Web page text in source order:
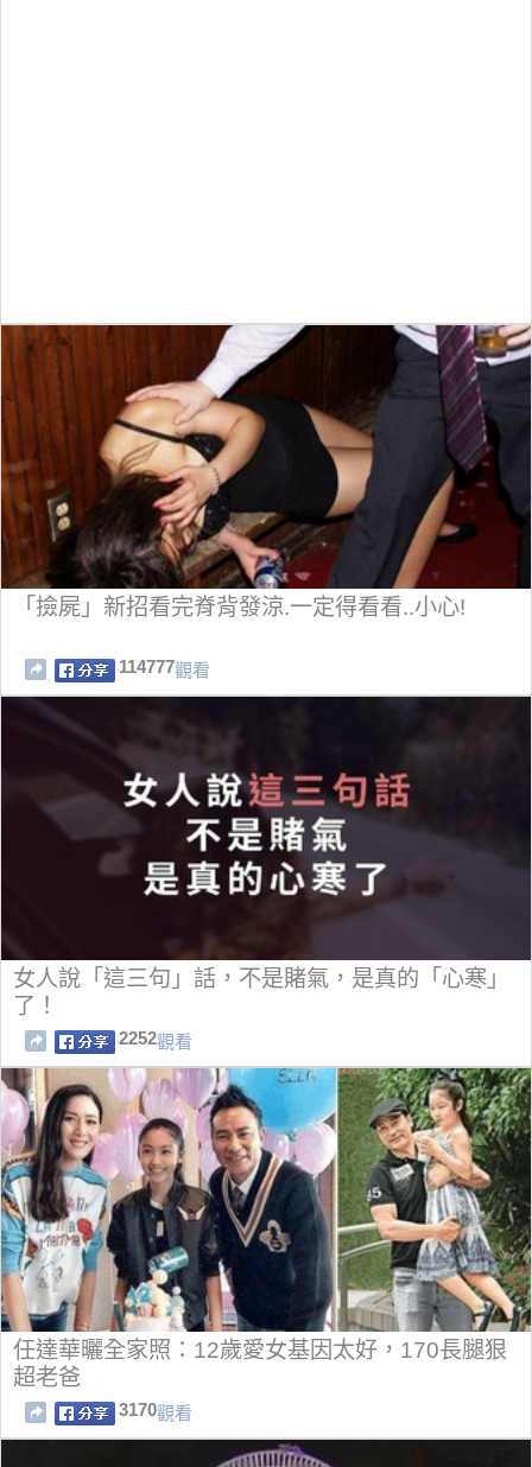
「撿屍」新招看完脊背發涼.一定得看看..小心!
114777觀看
女人說「這三句」話，不是賭氣，是真的「心寒」
了！
2252觀看
任達華曬全家照：12歲愛女基因太好，170長腿狠
超老爸
3170觀看